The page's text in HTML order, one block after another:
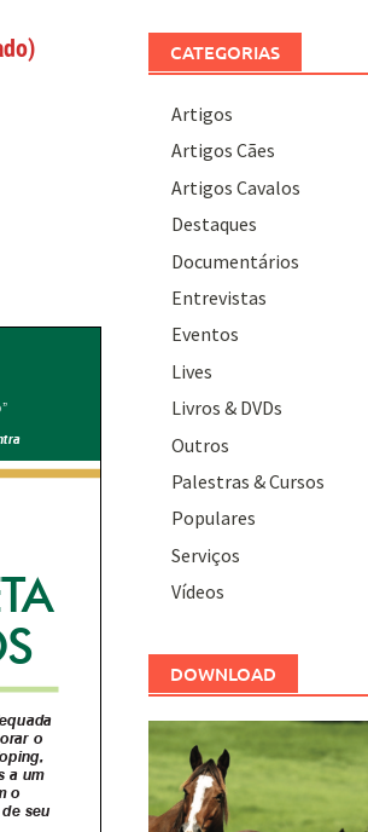
CATEGORIAS
Artigos
Artigos Cães
Artigos Cavalos
Destaques
Documentários
Entrevistas
Eventos
Lives
Livros & DVDs
Outros
Palestras & Cursos
Populares
Serviços
Vídeos
DOWNLOAD